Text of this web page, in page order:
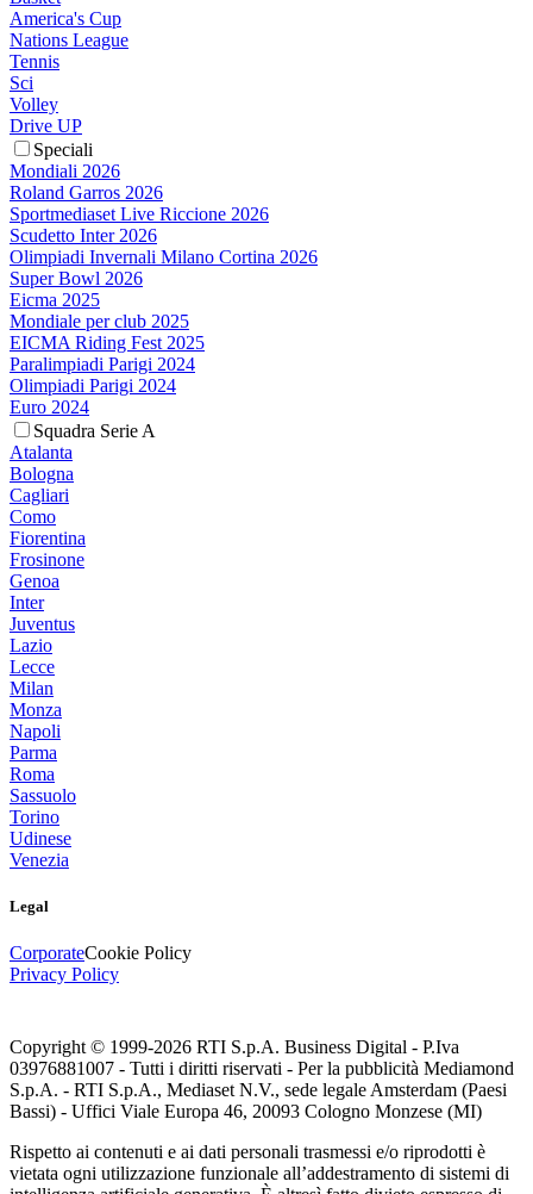
America's Cup
Nations League
Tennis
Sci
Volley
Drive UP
Speciali
Mondiali 2026
Roland Garros 2026
Sportmediaset Live Riccione 2026
Scudetto Inter 2026
Olimpiadi Invernali Milano Cortina 2026
Super Bowl 2026
Eicma 2025
Mondiale per club 2025
EICMA Riding Fest 2025
Paralimpiadi Parigi 2024
Olimpiadi Parigi 2024
Euro 2024
Squadra Serie A
Atalanta
Bologna
Cagliari
Como
Fiorentina
Frosinone
Genoa
Inter
Juventus
Lazio
Lecce
Milan
Monza
Napoli
Parma
Roma
Sassuolo
Torino
Udinese
Venezia
Legal
CorporateCookie Policy
Privacy Policy
Copyright © 1999-2026 RTI S.p.A. Business Digital - P.Iva
03976881007 - Tutti i diritti riservati - Per la pubblicità Mediamond
S.p.A. - RTI S.p.A., Mediaset N.V., sede legale Amsterdam (Paesi
Bassi) - Uffici Viale Europa 46, 20093 Cologno Monzese (MI)
Rispetto ai contenuti e ai dati personali trasmessi e/o riprodotti è
vietata ogni utilizzazione funzionale all’addestramento di sistemi di